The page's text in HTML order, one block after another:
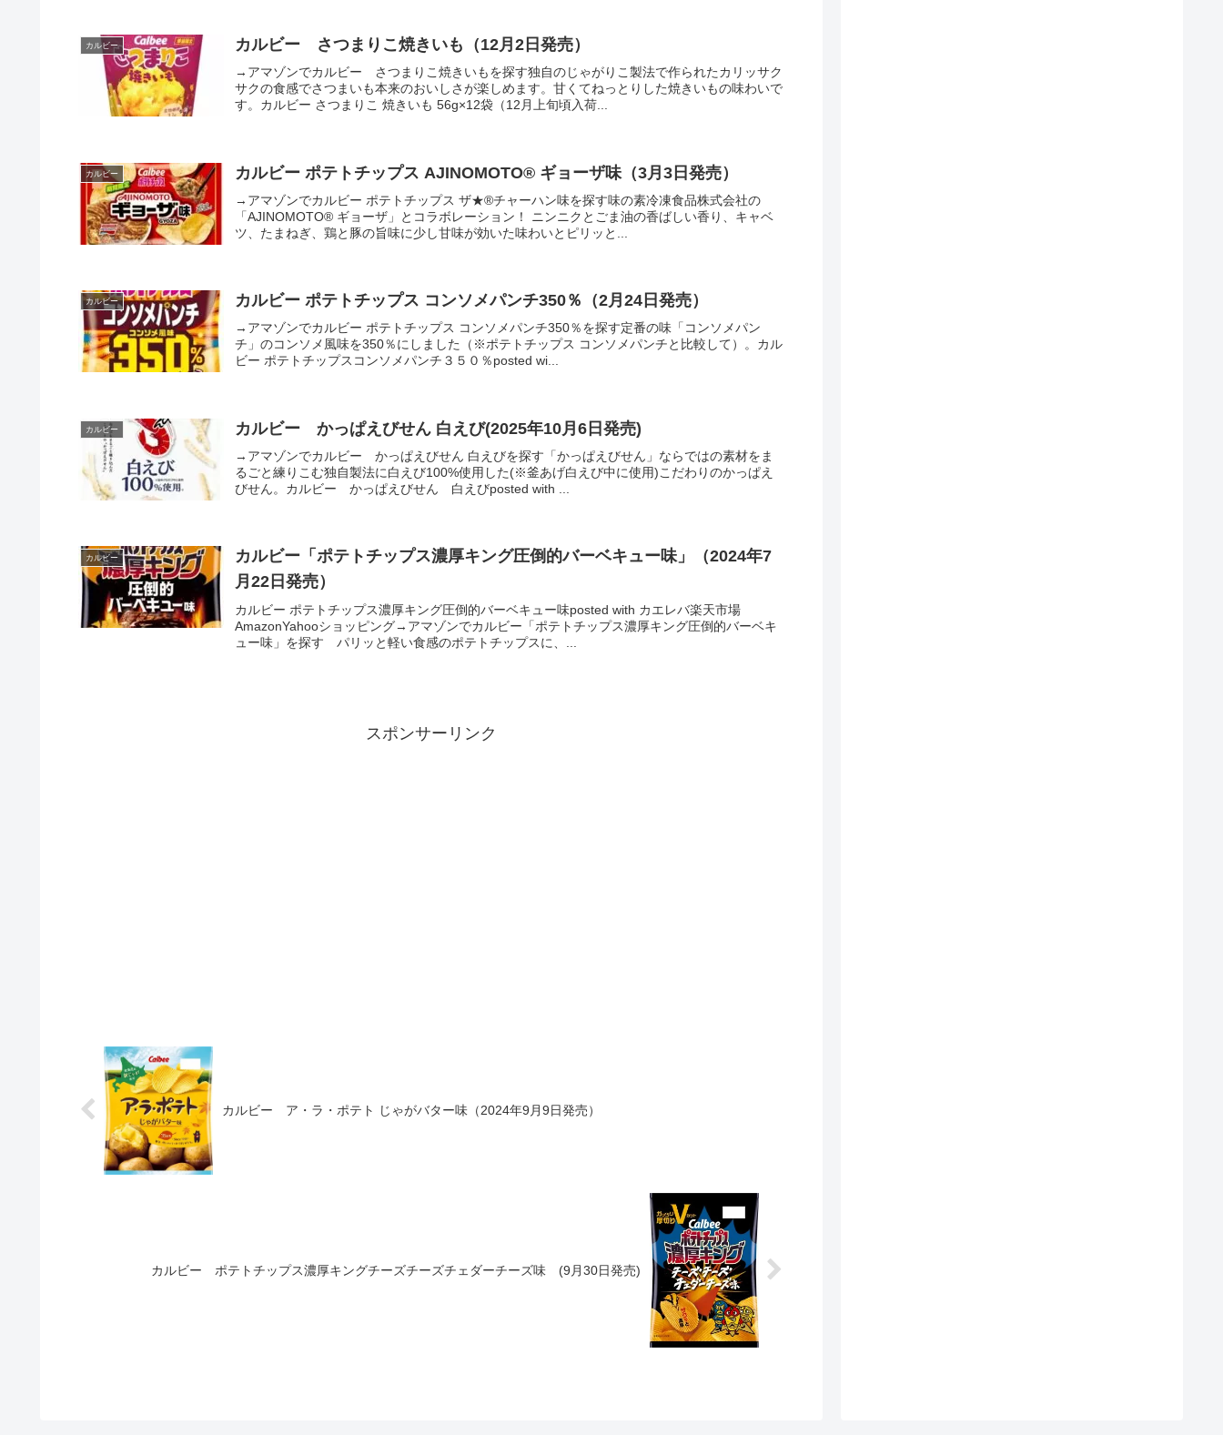
カルビー カルビー さつまりこ焼きいも（12月2日発売）
→アマゾンでカルビー さつまりこ焼きいもを探す独自のじゃがりこ製法で作られたカリッサク
サクの食感でさつまいも本来のおいしさが楽しめます。甘くてねっとりした焼きいもの味わいで
す。カルビー さつまりこ 焼きいも 56g×12袋（12月上旬頃入荷...
カルビー カルビー ポテトチップス AJINOMOTO® ギョーザ味（3月3日発売）
→アマゾンでカルビー ポテトチップス ザ★®チャーハン味を探す味の素冷凍食品株式会社の
「AJINOMOTO® ギョーザ」とコラボレーション！ ニンニクとごま油の香ばしい香り、キャベ
ツ、たまねぎ、鶏と豚の旨味に少し甘味が効いた味わいとピリッと...
カルビー カルビー ポテトチップス コンソメパンチ350％（2月24日発売）
→アマゾンでカルビー ポテトチップス コンソメパンチ350％を探す定番の味「コンソメパン
チ」の​コンソメ風味を350％にしました（※ポテトチップス コンソメパンチと比較して）。カル
ビー ポテトチップスコンソメパンチ３５０％posted wi...
カルビー カルビー かっぱえびせん 白えび(2025年10月6日発売)
→アマゾンでカルビー かっぱえびせん 白えびを探す「かっぱえびせん」ならではの素材をま
るごと練りこむ独自製法に白えび100%使用した(※釜あげ白えび中に使用)こだわりのかっぱえ
びせん。カルビー かっぱえびせん 白えびposted with ...
カルビー
カルビー「ポテトチップス濃厚キング圧倒的バーベキュー味」（2024年7
月22日発売）
カルビー ポテトチップス濃厚キング圧倒的バーベキュー味posted with カエレバ楽天市場
AmazonYahooショッピング→アマゾンでカルビー「ポテトチップス濃厚キング圧倒的バーベキ
ュー味」を探す パリッと軽い食感のポテトチップスに、...
スポンサーリンク
カルビー ア・ラ・ポテト じゃがバター味（2024年9月9日発売）
カルビー ポテトチップス濃厚キングチーズチーズチェダーチーズ味 (9月30日発売)